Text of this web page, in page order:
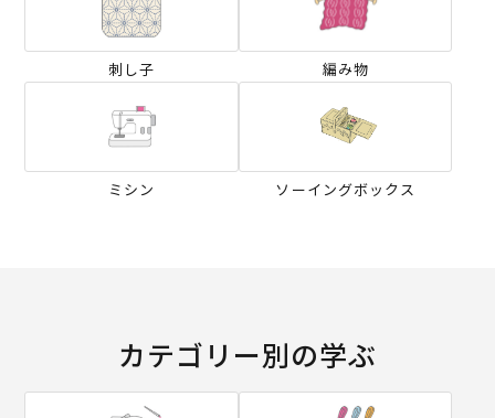
刺し子 編み物
ミシン ソーイングボックス
カテゴリー別の学ぶ